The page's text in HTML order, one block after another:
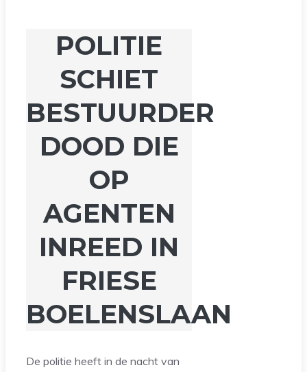
POLITIE
SCHIET
BESTUURDER
DOOD DIE
OP
AGENTEN
INREED IN
FRIESE
BOELENSLAAN
De politie heeft in de nacht van